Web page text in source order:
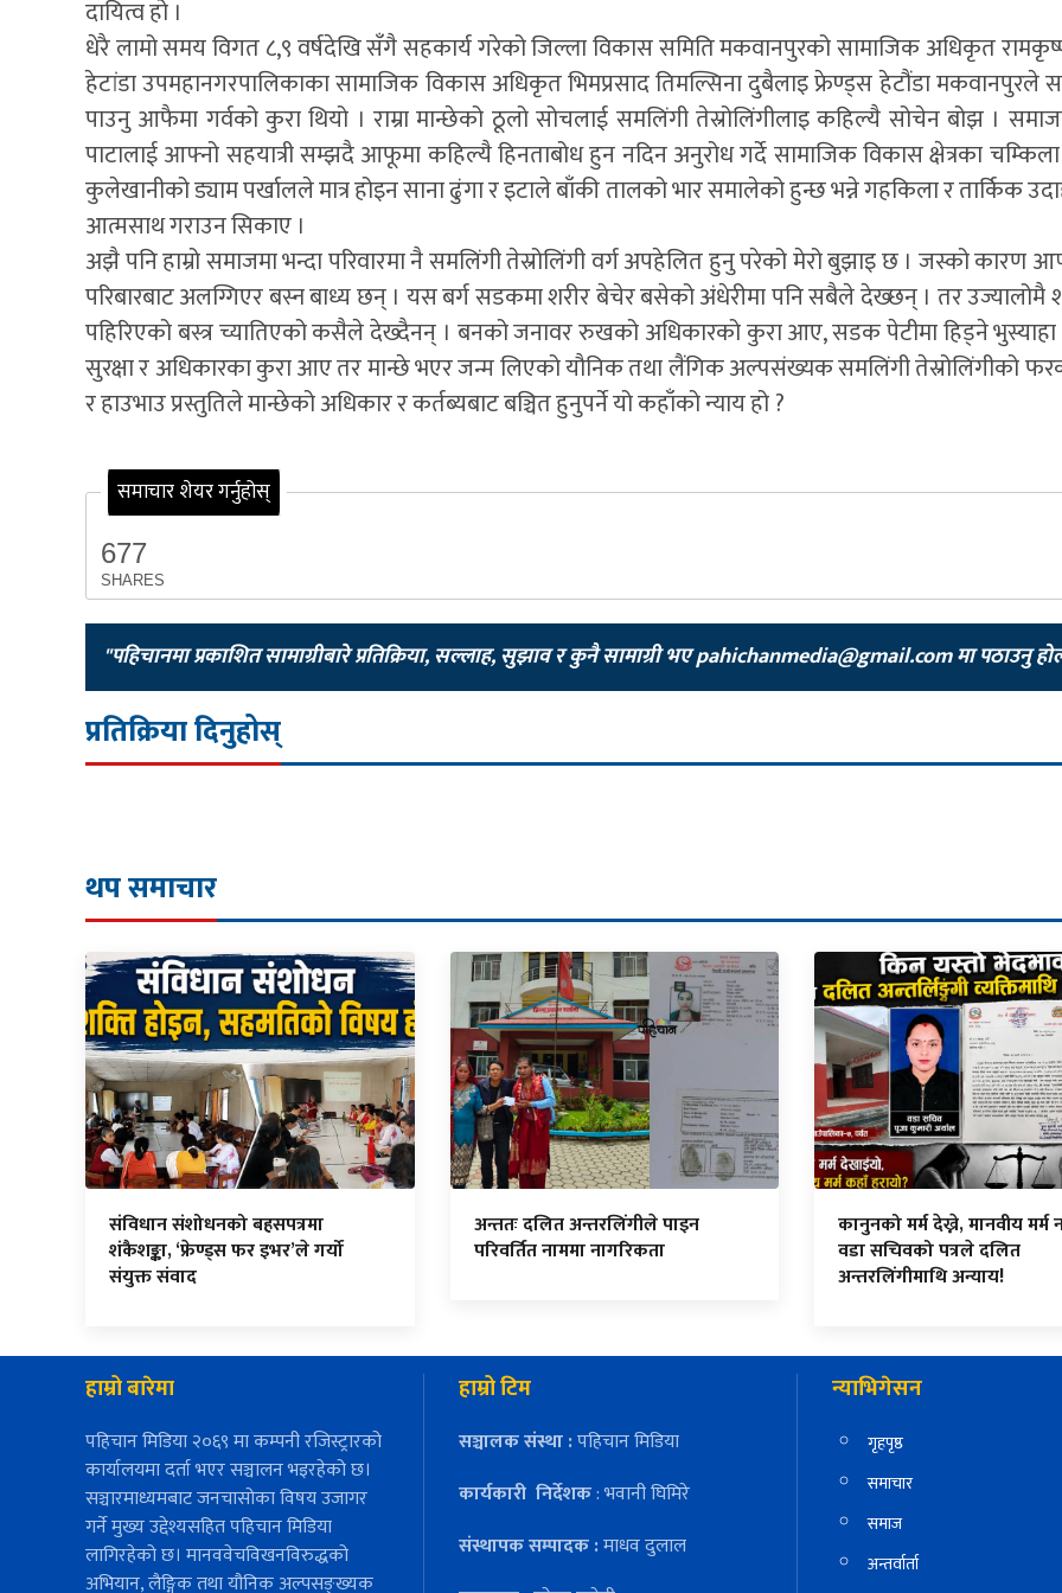
दायित्व हो ।
धेरै लामो समय विगत ८,९ वर्षदेखि सँगै सहकार्य गरेको जिल्ला विकास समिति मकवानपुरको सामाजिक अधिकृत
हेटांडा उपमहानगरपालिकाका सामाजिक विकास अधिकृत भिमप्रसाद तिमल्सिना दुबैलाइ फ्रेण्ड्स हेटौंडा मकवानपुरले
पाउनु आफैमा गर्वको कुरा थियो । राम्रा मान्छेको ठूलो सोचलाई समलिंगी तेस्रोलिंगीलाइ कहिल्यै सोचेन बोझ ।
पाटालाई आफ्नो सहयात्री सम्झदै आफूमा कहिल्यै हिनताबोध हुन नदिन अनुरोध गर्दे सामाजिक विकास क्षेत्रका चम्किला
कुलेखानीको ड्याम पर्खालले मात्र होइन साना ढुंगा र इटाले बाँकी तालको भार समालेको हुन्छ भन्ने गहकिला र तार्किक
आत्मसाथ गराउन सिकाए ।
अझै पनि हाम्रो समाजमा भन्दा परिवारमा नै समलिंगी तेस्रोलिंगी वर्ग अपहेलित हुनु परेको मेरो बुझाइ छ । जस्को कारण
परिबारबाट अलग्गिएर बस्न बाध्य छन् । यस बर्ग सडकमा शरीर बेचेर बसेको अंधेरीमा पनि सबैले देख्छन् । तर उज्यालोमै
पहिरिएको बस्त्र च्यातिएको कसैले देख्दैनन् । बनको जनावर रुखको अधिकारको कुरा आए, सडक पेटीमा हिड्ने
सुरक्षा र अधिकारका कुरा आए तर मान्छे भएर जन्म लिएको यौनिक तथा लैंगिक अल्पसंख्यक समलिंगी तेस्रोलिंगीको
र हाउभाउ प्रस्तुतिले मान्छेको अधिकार र कर्तब्यबाट बञ्चित हुनुपर्ने यो कहाँको न्याय हो ?
समाचार शेयर गर्नुहोस्
677
SHARES
"पहिचानमा प्रकाशित सामाग्रीबारे प्रतिक्रिया, सल्लाह, सुझाव र कुनै सामाग्री भएpahichanmedia@gmail.comमा पठाउनु
प्रतिक्रिया दिनुहोस्
थप समाचार
संविधान संशोधनको बहसपत्रमा
शंकैशङ्का, ‘फ्रेण्ड्स फर इभर’ले गर्यो
संयुक्त संवाद
अन्ततः दलित अन्तरलिंगीले पाइन
परिवर्तित नाममा नागरिकता
कानुनको मर्म देख्ने, मानवीय मर्म
वडा सचिवको पत्रले दलित
अन्तरलिंगीमाथि अन्याय!
हाम्रो बारेमा
पहिचान मिडिया २०६९ मा कम्पनी रजिस्ट्रारको
कार्यालयमा दर्ता भएर सञ्चालन भइरहेको छ।
सञ्चारमाध्यमबाट जनचासोका विषय उजागर
गर्ने मुख्य उद्देश्यसहित पहिचान मिडिया
लागिरहेको छ। मानववेचविखनविरुद्धको
अभियान, लैङ्गिक तथा यौनिक अल्पसङ्ख्यक
हाम्रो टिम
सञ्चालक संस्था :पहिचान मिडिया
कार्यकारी निर्देशक: भवानी घिमिरे
संस्थापक सम्पादक :माधव दुलाल
न्याभिगेसन
गृहपृष्ठ
समाचार
समाज
अन्तर्वार्ता